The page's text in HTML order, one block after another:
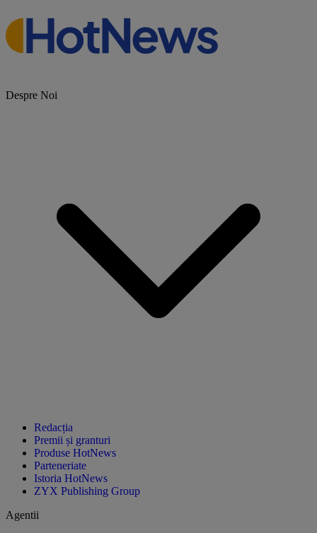
Despre Noi
Redacția
Premii și granturi
Produse HotNews
Parteneriate
Istoria HotNews
ZYX Publishing Group
Agentii